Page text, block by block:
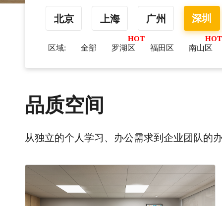
北京 上海 广州 深圳
区域: 全部 罗湖区 福田区 南山区
品质空间
从独立的个人学习、办公需求到企业团队的